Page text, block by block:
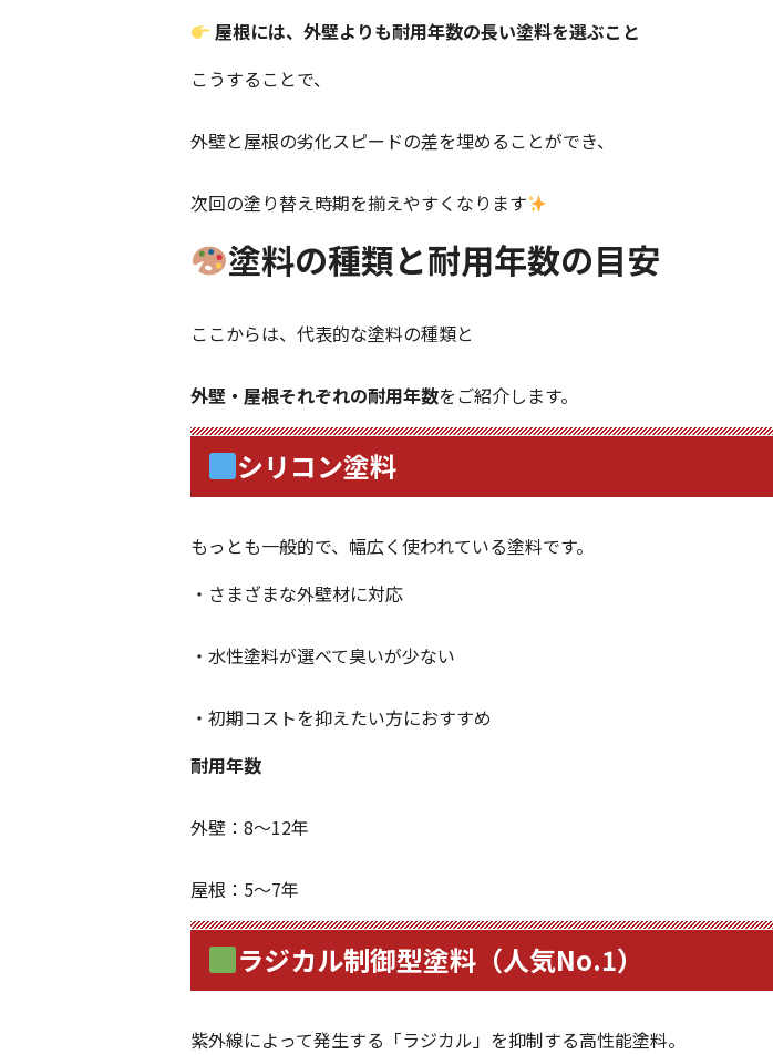
屋根には、外壁よりも耐用年数の長い塗料を選ぶこと
こうすることで、
外壁と屋根の劣化スピードの差を埋めることができ、
次回の塗り替え時期を揃えやすくなります
塗料の種類と耐用年数の目安
ここからは、代表的な塗料の種類と
外壁・屋根それぞれの耐用年数をご紹介します。
シリコン塗料
もっとも一般的で、幅広く使われている塗料です。
・さまざまな外壁材に対応
・水性塗料が選べて臭いが少ない
・初期コストを抑えたい方におすすめ
耐用年数
外壁：8～12年
屋根：5～7年
ラジカル制御型塗料（人気No.1）
紫外線によって発生する「ラジカル」を抑制する高性能塗料。